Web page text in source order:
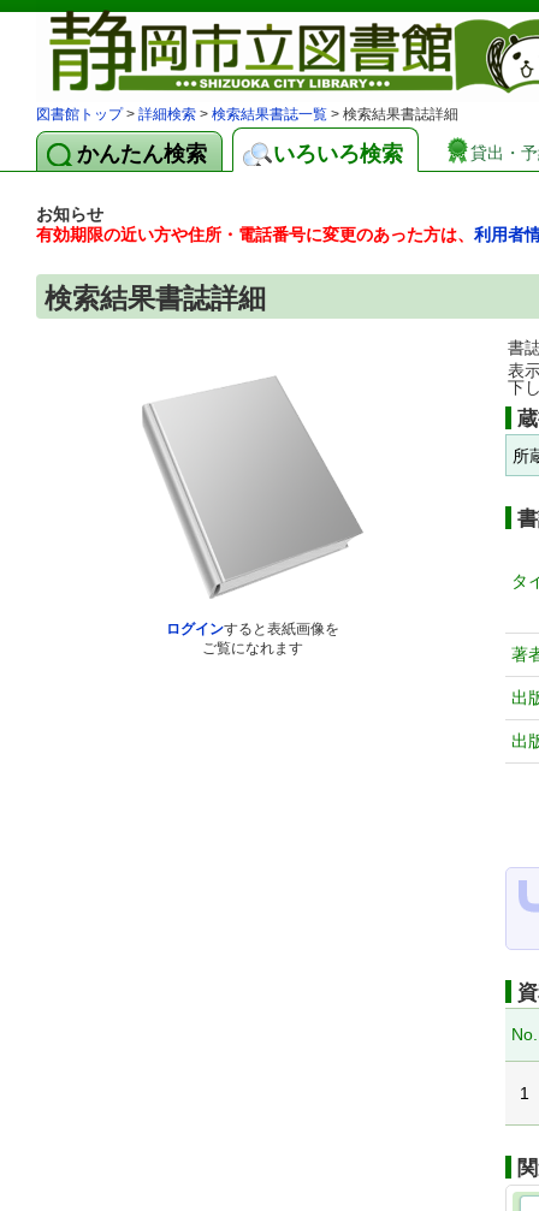
図書館トップ> 詳細検索 > 検索結果書誌一覧 > 検索結果書誌詳細
かんたん検索 いろいろ検索 貸出・
お知らせ
有効期限の近い方や住所・電話番号に変更のあった方は、 利用者
検索結果書誌詳細
ログインすると表紙画像を
ご覧になれます
書
表
下
所
タ
著
出
出
No.
1